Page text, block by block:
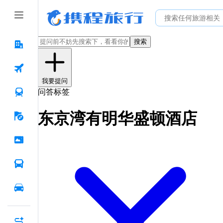
搜索
我要提问
问答标签
东京湾有明华盛顿酒店